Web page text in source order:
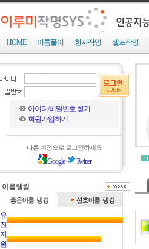
HOME 이름풀이 한자작명 셀프작명
아이디/비밀번호 찾기
회원가입하기
다른 계정으로 로그인하세요
Google Twitter
이름랭킹
유
진
지
원